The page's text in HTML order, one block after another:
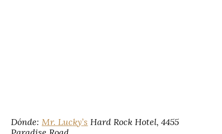
Dónde:Mr. Lucky’s Hard Rock Hotel, 4455